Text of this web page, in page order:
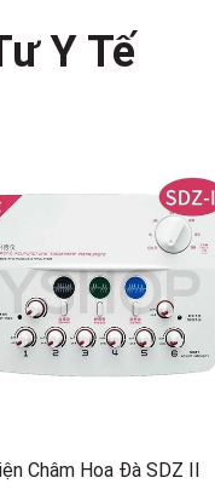
Y Tế
Châm Hoa Đà SDZ II